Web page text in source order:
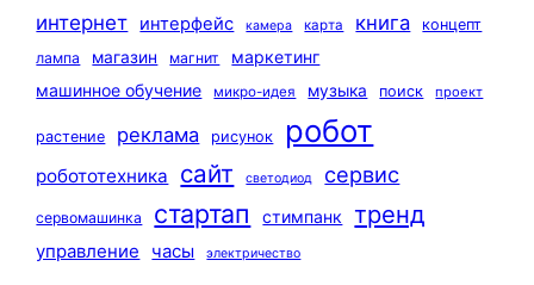
интернет интерфейс камера карта книга
концепт
лампа
магазин магнит
маркетинг
машинное обучение
микро-идея музыка поиск проект
растение реклама рисунок робот
робототехника сайт светодиод сервис
сервомашинка стартап стимпанк тренд
управление часы электричество